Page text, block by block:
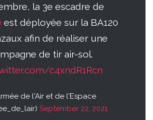
la 3e escadre de
est déployée sur la BA120
afin de réaliser une
de tir air-sol.
c4xndR1Rcn
de l'Air et de l'Espace
September 22, 2021